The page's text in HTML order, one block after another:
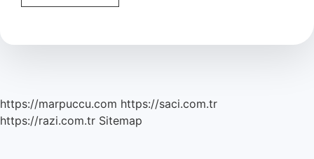
Lohusalık
Sürer
https://marpuccu.com https://saci.com.tr
https://razi.com.tr Sitemap